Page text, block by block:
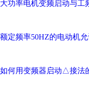
大功率电机变频启动与工
额定频率50HZ的电动机允
如何用变频器启动△接法